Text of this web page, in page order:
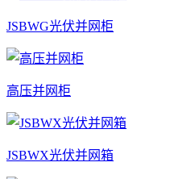
JSBWG光伏并网柜
高压并网柜
JSBWX光伏并网箱